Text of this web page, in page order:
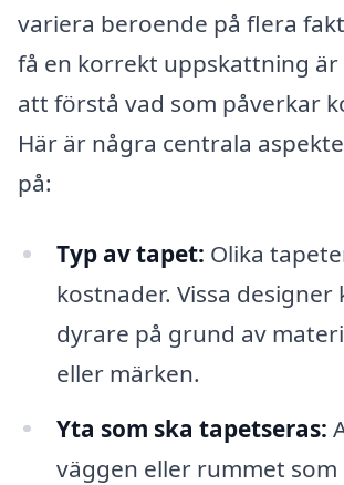
variera beroende på flera
få en korrekt uppskattning
att förstå vad som påverkar
Här är några centrala
på:
Typ av tapet: Olika
kostnader. Vissa designer
dyrare på grund av
eller märken.
Yta som ska tapetseras:
väggen eller rummet som